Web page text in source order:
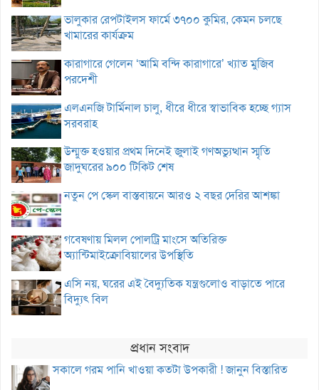
ভালুকার রেপটাইলস ফার্মে ৩৭০০ কুমির, কেমন চলছে
খামারের কার্যক্রম
কারাগারে গেলেন ‘আমি বন্দি কারাগারে’ খ্যাত মুজিব
পরদেশী
এলএনজি টার্মিনাল চালু, ধীরে ধীরে স্বাভাবিক হচ্ছে গ্যাস
সরবরাহ
উন্মুক্ত হওয়ার প্রথম দিনেই জুলাই গণঅভ্যুত্থান স্মৃতি
জাদুঘরের ৯০০ টিকিট শেষ
নতুন পে স্কেল বাস্তবায়নে আরও ২ বছর দেরির আশঙ্কা
গবেষণায় মিলল পোলট্রি মাংসে অতিরিক্ত
অ্যান্টিমাইক্রোবিয়ালের উপস্থিতি
এসি নয়, ঘরের এই বৈদ্যুতিক যন্ত্রগুলোও বাড়াতে পারে
বিদ্যুৎ বিল
প্রধান সংবাদ
সকালে গরম পানি খাওয়া কতটা উপকারী ! জানুন বিস্তারিত